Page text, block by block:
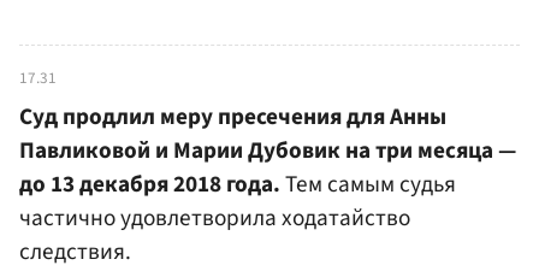
17.31
Суд продлил меру пресечения для Анны
Павликовой и Марии Дубовик на три месяца —
до 13 декабря 2018 года.Тем самым судья
частично удовлетворила ходатайство
следствия.